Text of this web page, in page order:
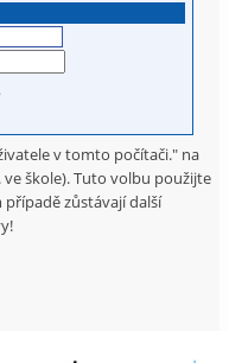
v tomto počítači." na
škole). Tuto volbu použijte
zůstávají další